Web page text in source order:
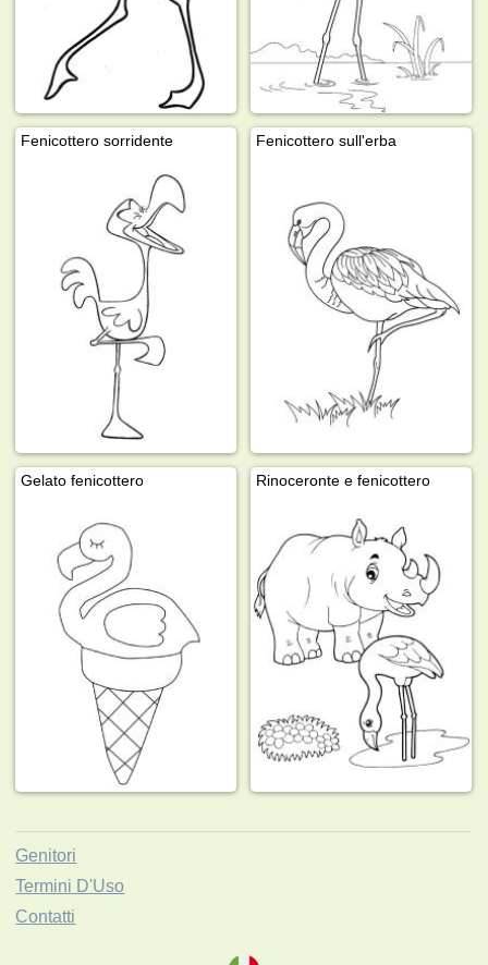
Fenicottero sorridente Fenicottero sull'erba
Gelato fenicottero Rinoceronte e fenicottero
Genitori
Termini D'Uso
Contatti